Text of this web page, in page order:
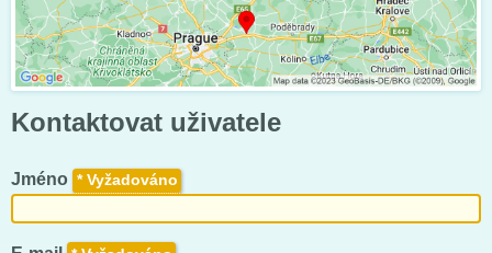
Kontaktovat uživatele
Jméno *